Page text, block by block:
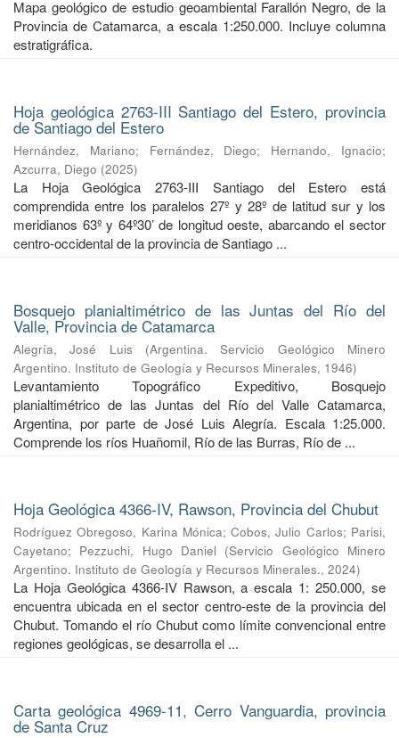
Mapa geológico de estudio geoambiental Farallón Negro, de la
Provincia de Catamarca, a escala 1:250.000. Incluye columna
estratigráfica.
Hoja geológica 2763-III Santiago del Estero, provincia
de Santiago del Estero
Hernández, Mariano; Fernández, Diego; Hernando, Ignacio;
Azcurra, Diego (2025)
La Hoja Geológica 2763-III Santiago del Estero está
comprendida entre los paralelos 27º y 28º de latitud sur y los
meridianos 63º y 64º30’ de longitud oeste, abarcando el sector
centro-occidental de la provincia de Santiago ...
Bosquejo planialtimétrico de las Juntas del Río del
Valle, Provincia de Catamarca
Alegría, José Luis (Argentina. Servicio Geológico Minero
Argentino. Instituto de Geología y Recursos Minerales, 1946)
Levantamiento Topográfico Expeditivo, Bosquejo
planialtimétrico de las Juntas del Río del Valle Catamarca,
Argentina, por parte de José Luis Alegría. Escala 1:25.000.
Comprende los ríos Huañomil, Río de las Burras, Río de ...
Hoja Geológica 4366-IV, Rawson, Provincia del Chubut
Rodríguez Obregoso, Karina Mónica;Cobos, Julio Carlos; Parisi,
Cayetano; Pezzuchi, Hugo Daniel (Servicio Geológico Minero
Argentino. Instituto de Geología y Recursos Minerales., 2024)
La Hoja Geológica 4366-IV Rawson, a escala 1: 250.000, se
encuentra ubicada en el sector centro-este de la provincia del
Chubut. Tomando el río Chubut como límite convencional entre
regiones geológicas, se desarrolla el ...
Carta geológica 4969-11, Cerro Vanguardia, provincia
de Santa Cruz